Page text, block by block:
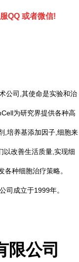
QQ 或者微信!
公司,其使命是实验和治
为研究界提供各种高
,培养基添加因子,细胞来
以改善生活质量,实现细
种细胞治疗策略。
司成立于1999年。
限公司